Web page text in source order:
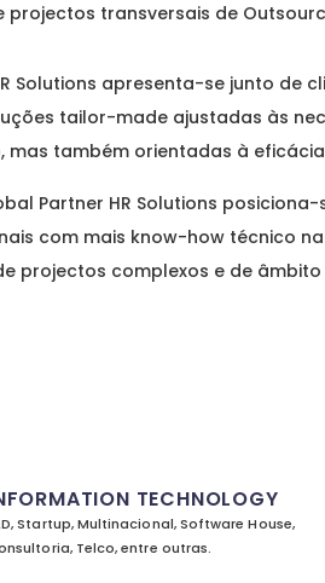
transversais de
Solutions apresenta-se junto de
tailor-made ajustadas às
mas também orientadas à
Partner HR Solutions
com mais know-how técnico
projectos complexos e de
TECHNOLOGY
Startup, Multinacional, Software House,
Telco, entre outras.